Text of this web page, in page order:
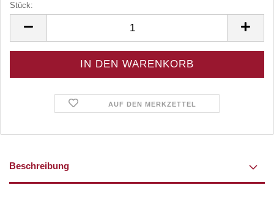
Stück:
AUF DEN MERKZETTEL
Beschreibung